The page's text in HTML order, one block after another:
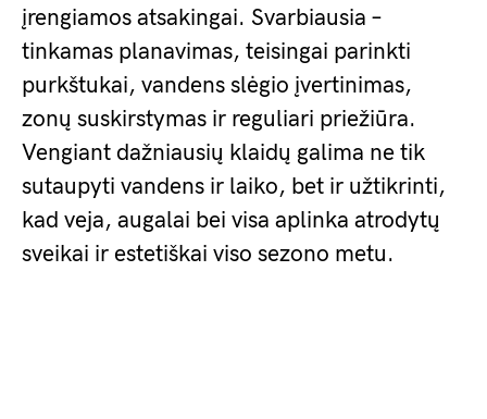
įrengiamos atsakingai. Svarbiausia –
tinkamas planavimas, teisingai parinkti
purkštukai, vandens slėgio įvertinimas,
zonų suskirstymas ir reguliari priežiūra.
Vengiant dažniausių klaidų galima ne tik
sutaupyti vandens ir laiko, bet ir užtikrinti,
kad veja, augalai bei visa aplinka atrodytų
sveikai ir estetiškai viso sezono metu.